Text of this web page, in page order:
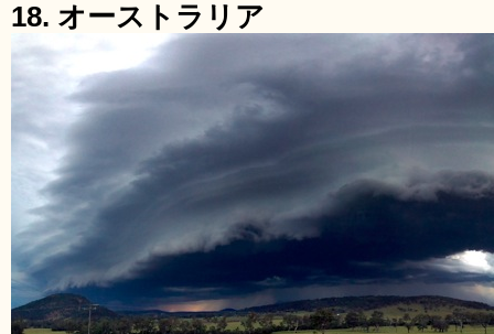
18. オーストラリア